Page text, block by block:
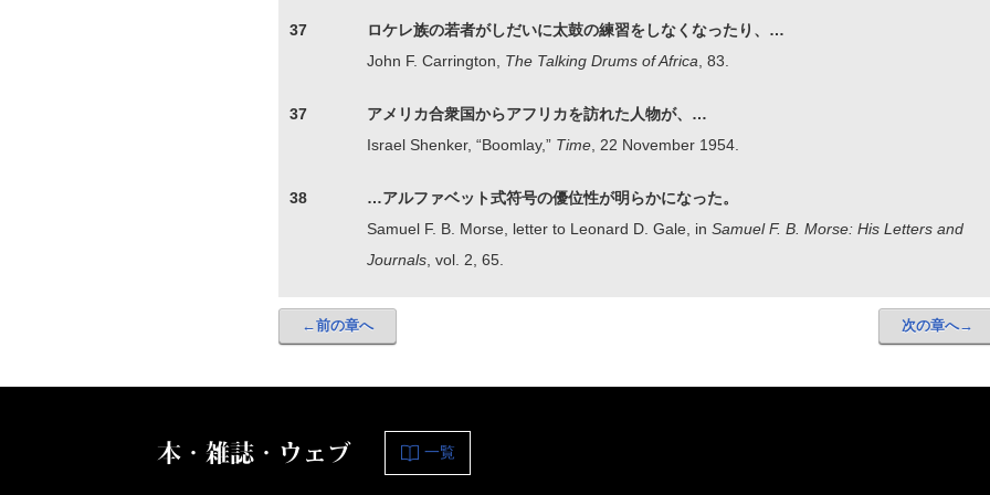
37
ロケレ族の若者がしだいに太鼓の練習をしなくなったり、…
John F. Carrington, The Talking Drums of Africa , 83.
37
アメリカ合衆国からアフリカを訪れた人物が、…
Israel Shenker, “Boomlay,” Time , 22 November 1954.
38
…アルファベット式符号の優位性が明らかになった。
Samuel F. B. Morse, letter to Leonard D. Gale, in Samuel F. B. Morse: His Letters and
Journals , vol. 2, 65.
次の章へ→
←前の章へ
本・雑誌・ウェブ 一覧